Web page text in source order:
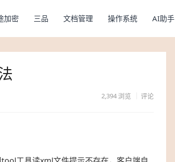
加密 三品 文档管理 操作系统 AI助手
2,394 浏览 评论